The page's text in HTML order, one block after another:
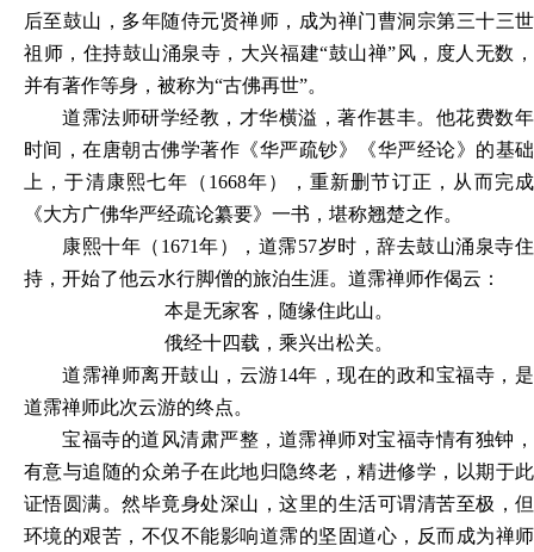
后至鼓山，多年随侍元贤禅师，成为禅门曹洞宗第三十三世
祖师，住持鼓山涌泉寺，大兴福建“鼓山禅”风，度人无数，
并有著作等身，被称为“古佛再世”。
道霈法师研学经教，才华横溢，著作甚丰。他花费数年
时间，在唐朝古佛学著作《华严疏钞》《华严经论》的基础
上，于清康熙七年（ 1668年），重新删节订正，从而完成
《大方广佛华严经疏论纂要》一书，堪称翘楚之作。
康熙十年（ 1671年），道霈57岁时，辞去鼓山涌泉寺住
持，开始了他云水行脚僧的旅泊生涯。道霈禅师作偈云：
本是无家客，随缘住此山。
俄经十四载，乘兴出松关。
道霈禅师离开鼓山，云游14年，现在的政和宝福寺，是
道霈禅师此次云游的终点。
宝福寺的道风清肃严整，道霈禅师对宝福寺情有独钟，
有意与追随的众弟子在此地归隐终老，精进修学，以期于此
证悟圆满。然毕竟身处深山，这里的生活可谓清苦至极，但
环境的艰苦，不仅不能影响道霈的坚固道心，反而成为禅师